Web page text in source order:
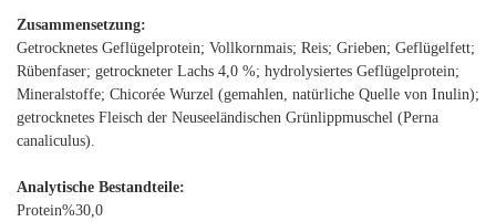
Zusammensetzung:
Getrocknetes Geflügelprotein; Vollkornmais; Reis; Grieben; Geflügelfett;
Rübenfaser; getrockneter Lachs 4,0 %; hydrolysiertes Geflügelprotein;
Mineralstoffe; Chicorée Wurzel (gemahlen, natürliche Quelle von Inulin);
getrocknetes Fleisch der Neuseeländischen Grünlippmuschel (Perna
canaliculus).
Analytische Bestandteile:
Protein%30,0